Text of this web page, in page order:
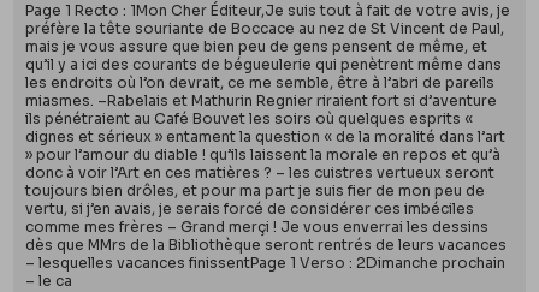
Page 1 Recto : 1Mon Cher Éditeur,Je suis tout à fait de votre avis, je
préfère la tête souriante de Boccace au nez de St Vincent de Paul,
mais je vous assure que bien peu de gens pensent de même, et
qu’il y a ici des courants de bégueulerie qui penètrent même dans
les endroits où l’on devrait, ce me semble, être à l’abri de pareils
miasmes. –Rabelais et Mathurin Regnier riraient fort si d’aventure
ils pénétraient au Café Bouvet les soirs où quelques esprits «
dignes et sérieux » entament la question « de la moralité dans l’art
» pour l’amour du diable ! qu’ils laissent la morale en repos et qu’à
donc à voir l’Art en ces matières ? – les cuistres vertueux seront
toujours bien drôles, et pour ma part je suis fier de mon peu de
vertu, si j’en avais, je serais forcé de considérer ces imbéciles
comme mes frères – Grand merçi ! Je vous enverrai les dessins
dès que MMrs de la Bibliothèque seront rentrés de leurs vacances
– lesquelles vacances finissentPage 1 Verso : 2Dimanche prochain
– le ca